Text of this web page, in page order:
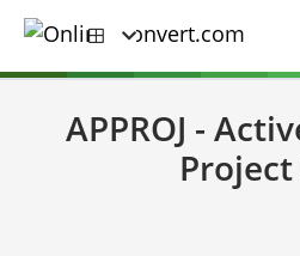
APPROJ -
Project